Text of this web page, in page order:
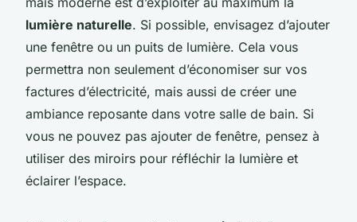
lumière naturelle. Si possible, envisagez d’ajouter
une fenêtre ou un puits de lumière. Cela vous
permettra non seulement d’économiser sur vos
factures d’électricité, mais aussi de créer une
ambiance reposante dans votre salle de bain. Si
vous ne pouvez pas ajouter de fenêtre, pensez à
utiliser des miroirs pour réfléchir la lumière et
éclairer l’espace.